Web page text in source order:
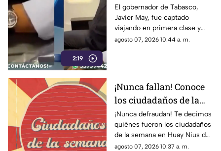
2:19
gobernador, Javier
May, viajando en
primera clase
El gobernador de Tabasco,
Javier May, fue captado
viajando en primera clase y
usando un reloj de lujo que,
agosto 07, 2026 10:44 a. m.
¡Nunca fallan! Conoce
los ciudadaños de la
semana del 3 al 9 de
agosto de 2026 en Huay
Nius
¡Nunca defraudan! Te decimos
quiénes fueron los ciudadaños
de la semana en Huay Nius del
3 al 9 de agosto de 2026.
agosto 07, 2026 10:37 a. m.